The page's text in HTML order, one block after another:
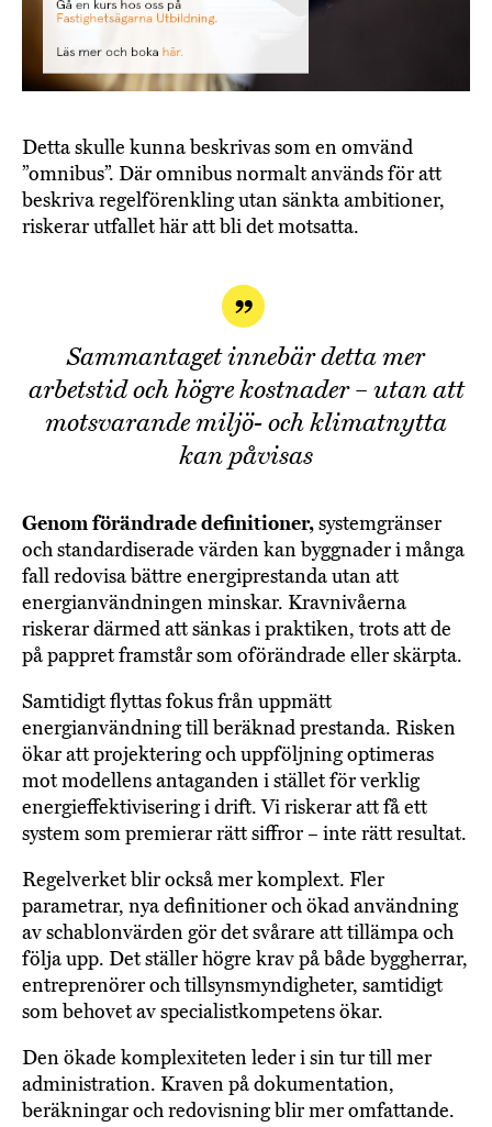
Detta skulle kunna beskrivas som en omvänd
”omnibus”. Där omnibus normalt används för att
beskriva regelförenkling utan sänkta ambitioner,
riskerar utfallet här att bli det motsatta.
Sammantaget innebär detta mer
arbetstid och högre kostnader – utan att
motsvarande miljö- och klimatnytta
kan påvisas
Genom förändrade definitioner,systemgränser
och standardiserade värden kan byggnader i många
fall redovisa bättre energiprestanda utan att
energianvändningen minskar. Kravnivåerna
riskerar därmed att sänkas i praktiken, trots att de
på pappret framstår som oförändrade eller skärpta.
Samtidigt flyttas fokus från uppmätt
energianvändning till beräknad prestanda. Risken
ökar att projektering och uppföljning optimeras
mot modellens antaganden i stället för verklig
energieffektivisering i drift. Vi riskerar att få ett
system som premierar rätt siffror – inte rätt resultat.
Regelverket blir också mer komplext. Fler
parametrar, nya definitioner och ökad användning
av schablonvärden gör det svårare att tillämpa och
följa upp. Det ställer högre krav på både byggherrar,
entreprenörer och tillsynsmyndigheter, samtidigt
som behovet av specialistkompetens ökar.
Den ökade komplexiteten leder i sin tur till mer
administration. Kraven på dokumentation,
beräkningar och redovisning blir mer omfattande.